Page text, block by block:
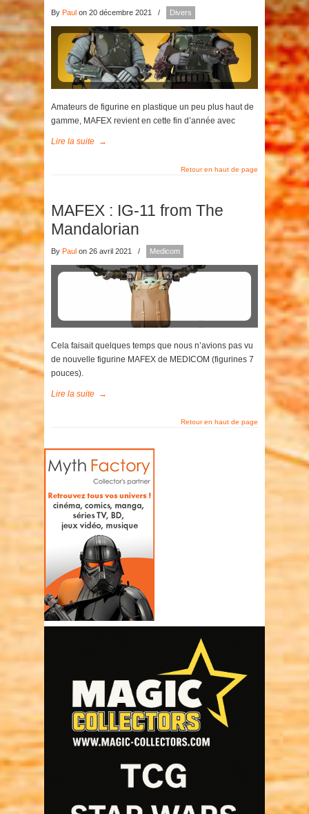
By Paul on 20 décembre 2021 / Divers
Amateurs de figurine en plastique un peu plus haut de
gamme, MAFEX revient en cette fin d’année avec
Lire la suite →
Retour en haut de page
MAFEX : IG-11 from The
Mandalorian
By Paul on 26 avril 2021 / Medicom
Cela faisait quelques temps que nous n’avions pas vu
de nouvelle figurine MAFEX de MEDICOM (figurines 7
pouces).
Lire la suite →
Retour en haut de page